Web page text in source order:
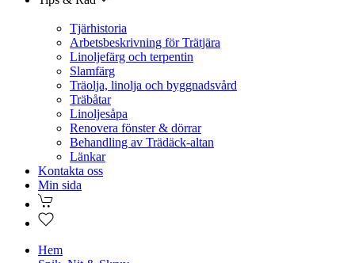
Tjärhistoria
Arbetsbeskrivning för Trätjära
Linoljefärg och terpentin
Slamfärg
Träolja, linolja och byggnadsvård
Träbåtar
Linoljesåpa
Renovera fönster & dörrar
Behandling av Trädäck-altan
Länkar
Kontakta oss
Min sida
Hem